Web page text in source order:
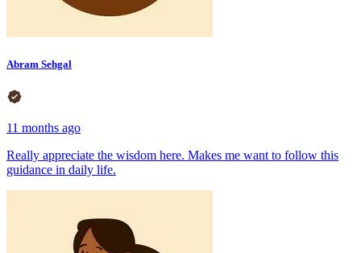
Abram Sehgal
11 months ago
Really appreciate the wisdom here. Makes me want to follow this
guidance in daily life.